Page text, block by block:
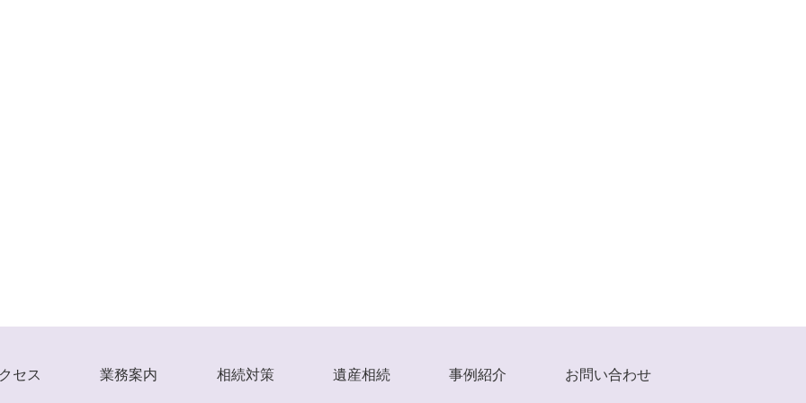
セス 業務案内 相続対策 遺産相続 事例紹介 お問い合わせ